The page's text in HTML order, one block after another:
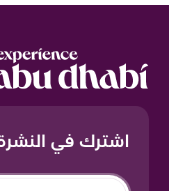
اشترك في النشرة